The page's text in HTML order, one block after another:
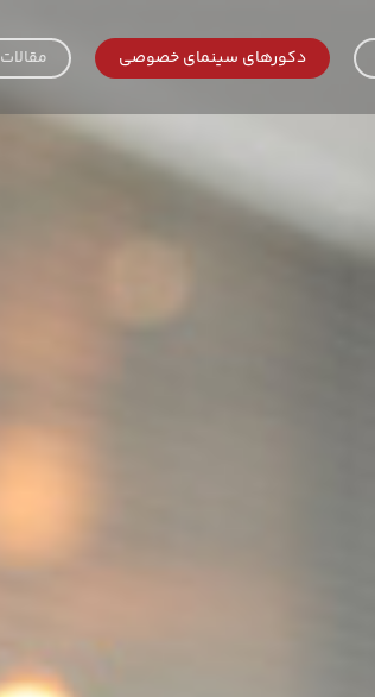
دکورهای سینمای خصوصی مقالات